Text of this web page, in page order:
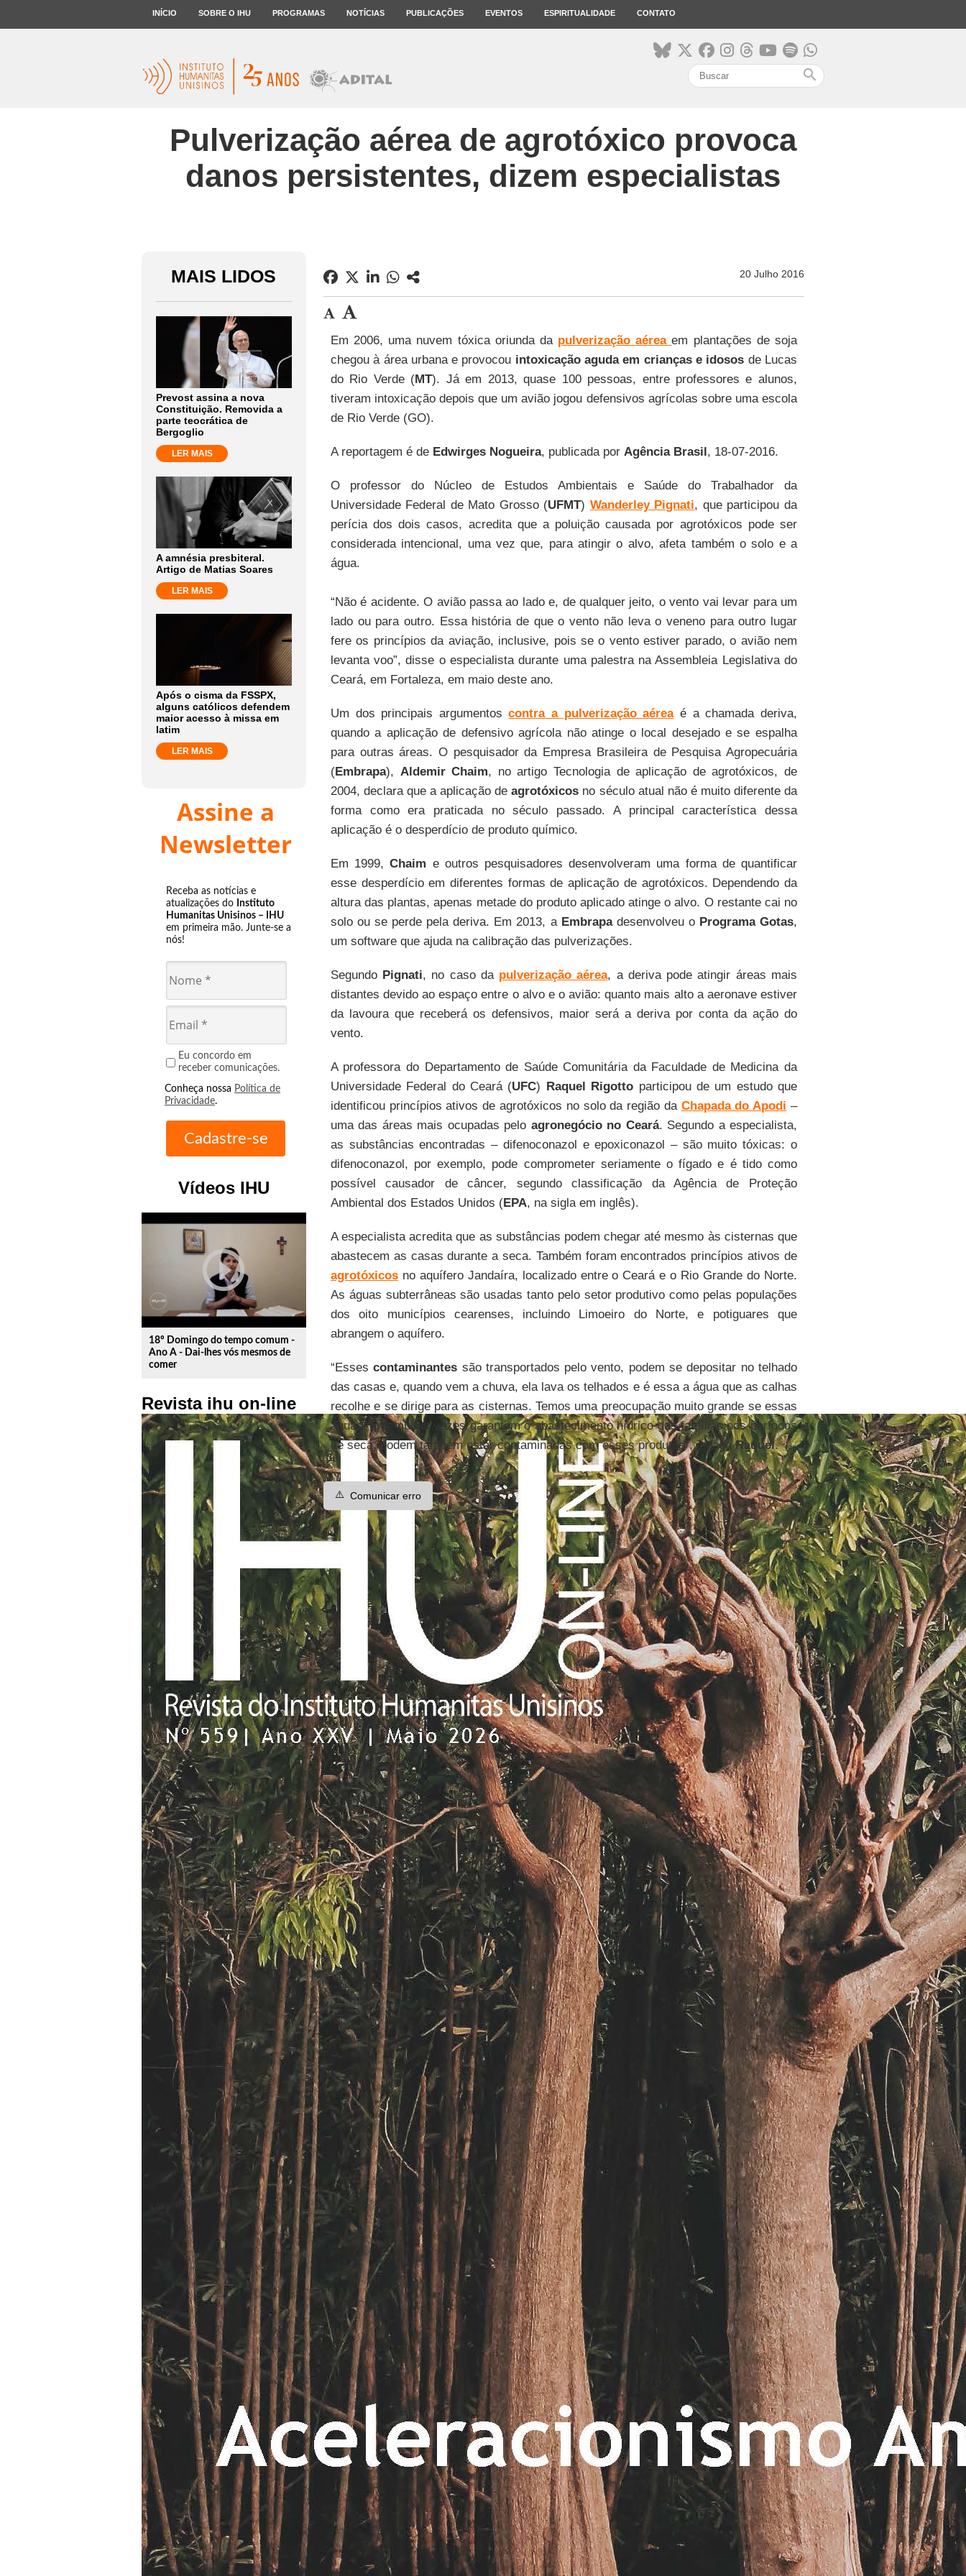
INÍCIO SOBRE O IHU PROGRAMAS NOTÍCIAS PUBLICAÇÕES EVENTOS ESPIRITUALIDADE CONTATO
search
Pulverização aérea de agrotóxico provoca
danos persistentes, dizem especialistas
MAIS LIDOS
Prevost assina a nova
Constituição. Removida a
parte teocrática de
Bergoglio
LER MAIS
A amnésia presbiteral.
Artigo de Matias Soares
LER MAIS
Após o cisma da FSSPX,
alguns católicos defendem
maior acesso à missa em
latim
LER MAIS
Assine a
Newsletter
Receba as notícias e
atualizações do Instituto
Humanitas Unisinos – IHU
em primeira mão. Junte-se a
nós!
Eu concordo em
receber comunicações.
Conheça nossa Política de
Privacidade.
Vídeos IHU
play_circle_outline
18º Domingo do tempo comum -
Ano A - Dai-lhes vós mesmos de
comer
Revista ihu on-line
20 Julho 2016
Em 2006, uma nuvem tóxica oriunda da pulverização aéreaem plantações de soja
chegou à área urbana e provocou intoxicação aguda em crianças e idosos de Lucas
do Rio Verde (MT). Já em 2013, quase 100 pessoas, entre professores e alunos,
tiveram intoxicação depois que um avião jogou defensivos agrícolas sobre uma escola
de Rio Verde (GO).
A reportagem é de Edwirges Nogueira, publicada por Agência Brasil, 18-07-2016.
O professor do Núcleo de Estudos Ambientais e Saúde do Trabalhador da
Universidade Federal de Mato Grosso (UFMT) Wanderley Pignati, que participou da
perícia dos dois casos, acredita que a poluição causada por agrotóxicos pode ser
considerada intencional, uma vez que, para atingir o alvo, afeta também o solo e a
água.
“Não é acidente. O avião passa ao lado e, de qualquer jeito, o vento vai levar para um
lado ou para outro. Essa história de que o vento não leva o veneno para outro lugar
fere os princípios da aviação, inclusive, pois se o vento estiver parado, o avião nem
levanta voo”, disse o especialista durante uma palestra na Assembleia Legislativa do
Ceará, em Fortaleza, em maio deste ano.
Um dos principais argumentoscontra a pulverização aéreaé a chamada deriva,
quando a aplicação de defensivo agrícola não atinge o local desejado e se espalha
para outras áreas. O pesquisador da Empresa Brasileira de Pesquisa Agropecuária
(Embrapa), Aldemir Chaim, no artigo Tecnologia de aplicação de agrotóxicos, de
2004, declara que a aplicação deagrotóxicos no século atual não é muito diferente da
forma como era praticada no século passado. A principal característica dessa
aplicação é o desperdício de produto químico.
Em 1999,Chaim e outros pesquisadores desenvolveram uma forma de quantificar
esse desperdício em diferentes formas de aplicação de agrotóxicos. Dependendo da
altura das plantas, apenas metade do produto aplicado atinge o alvo. O restante cai no
solo ou se perde pela deriva. Em 2013, a Embrapadesenvolveu o Programa Gotas,
um software que ajuda na calibração das pulverizações.
Segundo Pignati, no caso da pulverização aérea, a deriva pode atingir áreas mais
distantes devido ao espaço entre o alvo e o avião: quanto mais alto a aeronave estiver
da lavoura que receberá os defensivos, maior será a deriva por conta da ação do
vento.
A professora do Departamento de Saúde Comunitária da Faculdade de Medicina da
Universidade Federal do Ceará (UFC) Raquel Rigotto participou de um estudo que
identificou princípios ativos de agrotóxicos no solo da região da Chapada do Apodi –
uma das áreas mais ocupadas pelo agronegócio no Ceará. Segundo a especialista,
as substâncias encontradas – difenoconazol e epoxiconazol – são muito tóxicas: o
difenoconazol, por exemplo, pode comprometer seriamente o fígado e é tido como
possível causador de câncer, segundo classificação da Agência de Proteção
Ambiental dos Estados Unidos (EPA, na sigla em inglês).
A especialista acredita que as substâncias podem chegar até mesmo às cisternas que
abastecem as casas durante a seca. Também foram encontrados princípios ativos de
agrotóxicosno aquífero Jandaíra, localizado entre o Ceará e o Rio Grande do Norte.
As águas subterrâneas são usadas tanto pelo setor produtivo como pelas populações
dos oito municípios cearenses, incluindo Limoeiro do Norte, e potiguares que
abrangem o aquífero.
“Essescontaminantes são transportados pelo vento, podem se depositar no telhado
das casas e, quando vem a chuva, ela lava os telhados e é essa a água que as calhas
recolhe e se dirige para as cisternas. Temos uma preocupação muito grande se essas
águas, que muitas vezes garantem o abastecimento hídrico das famílias nos períodos
de seca, podem também estar contaminadas com esses produtos”, indagaRaquel.
⚠️ Comunicar erro